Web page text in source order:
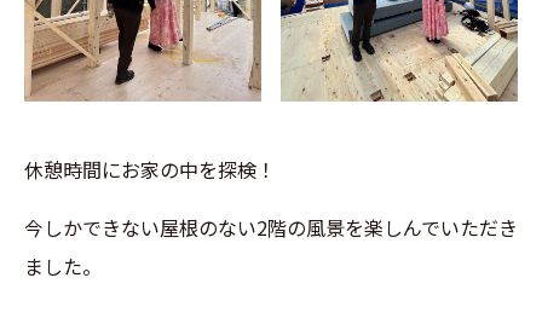
休憩時間にお家の中を探検！
今しかできない屋根のない2階の風景を楽しんでいただき
ました。